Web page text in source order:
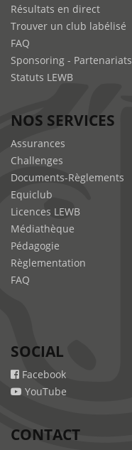
Résultats en direct
Trouver un club labélisé
FAQ
Sponsoring - Partenariats
Statuts LEWB
NOS SERVICES
Assurances
Challenges
Documents-Règlements
Equiclub
Licences LEWB
Médiathèque
Pédagogie
Règlementation
FAQ
SOCIAL
Facebook
YouTube
CONTACT